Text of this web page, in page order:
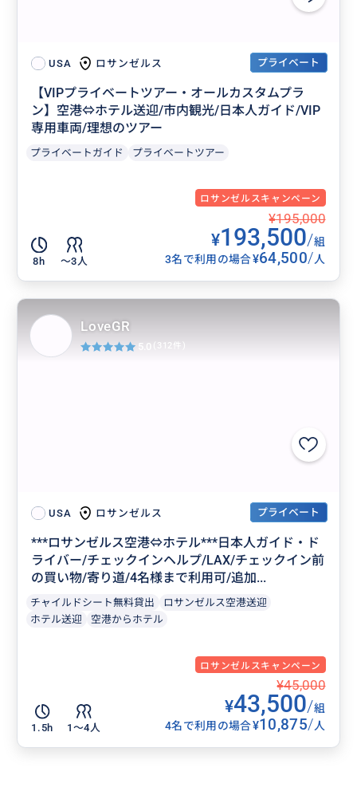
USA ロサンゼルス プライベート
【VIPプライベートツアー・オールカスタムプラ
ン】空港⇔ホテル送迎/市内観光/日本人ガイド/VIP
専用車両/理想のツアー
プライベートガイド プライベートツアー
ロサンゼルスキャンペーン
8h 〜3人
¥195,000
¥193,500/組
3名で利用の場合¥64,500/人
USA ロサンゼルス プライベート
***ロサンゼルス空港⇔ホテル***日本人ガイド・ド
ライバー/チェックインヘルプ/LAX/チェックイン前
の買い物/寄り道/4名様まで利用可/追加...
チャイルドシート無料貸出
ロサンゼルス空港送迎
ホテル送迎
空港からホテル
ロサンゼルスキャンペーン
1.5h 1〜4人
¥45,000
¥43,500/組
4名で利用の場合¥10,875/人
LoveGR
5.0 (312件)